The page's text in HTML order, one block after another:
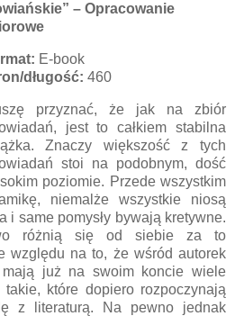
– Opracowanie
E-book
długość: 460
przyznać, że jak na zbiór
jest to całkiem stabilna
Znaczy większość z tych
stoi na podobnym, dość
poziomie. Przede wszystkim
niemalże wszystkie niosą
i same pomysły bywają kretywne.
różnią się od siebie za to
względu na to, że wśród autorek
już na swoim koncie wiele
które dopiero rozpoczynają
z literaturą. Na pewno jednak